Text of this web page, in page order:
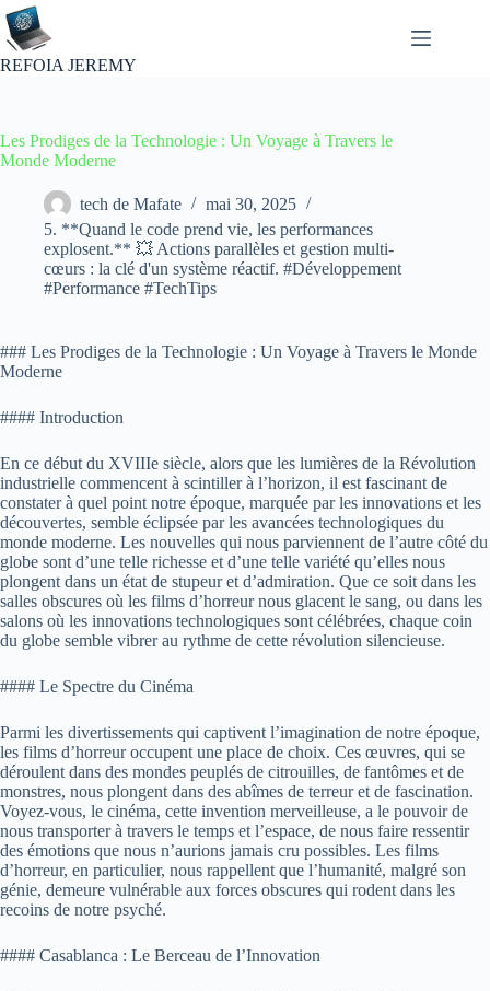
Passer
au
contenu
REFOIA JEREMY
Les Prodiges de la Technologie : Un Voyage à Travers le
Monde Moderne
tech de Mafate
mai 30, 2025
5. **Quand le code prend vie, les performances
explosent.** 💥 Actions parallèles et gestion multi-
cœurs : la clé d'un système réactif. #Développement
#Performance #TechTips
### Les Prodiges de la Technologie : Un Voyage à Travers le Monde
Moderne
#### Introduction
En ce début du XVIIIe siècle, alors que les lumières de la Révolution
industrielle commencent à scintiller à l’horizon, il est fascinant de
constater à quel point notre époque, marquée par les innovations et les
découvertes, semble éclipsée par les avancées technologiques du
monde moderne. Les nouvelles qui nous parviennent de l’autre côté du
globe sont d’une telle richesse et d’une telle variété qu’elles nous
plongent dans un état de stupeur et d’admiration. Que ce soit dans les
salles obscures où les films d’horreur nous glacent le sang, ou dans les
salons où les innovations technologiques sont célébrées, chaque coin
du globe semble vibrer au rythme de cette révolution silencieuse.
#### Le Spectre du Cinéma
Parmi les divertissements qui captivent l’imagination de notre époque,
les films d’horreur occupent une place de choix. Ces œuvres, qui se
déroulent dans des mondes peuplés de citrouilles, de fantômes et de
monstres, nous plongent dans des abîmes de terreur et de fascination.
Voyez-vous, le cinéma, cette invention merveilleuse, a le pouvoir de
nous transporter à travers le temps et l’espace, de nous faire ressentir
des émotions que nous n’aurions jamais cru possibles. Les films
d’horreur, en particulier, nous rappellent que l’humanité, malgré son
génie, demeure vulnérable aux forces obscures qui rodent dans les
recoins de notre psyché.
#### Casablanca : Le Berceau de l’Innovation